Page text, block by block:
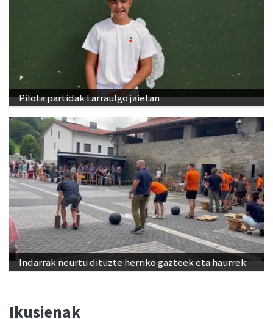
Pilota partidak Larraulgo jaietan
Indarrak neurtu dituzte herriko gazteek eta haurrek
Ikusienak